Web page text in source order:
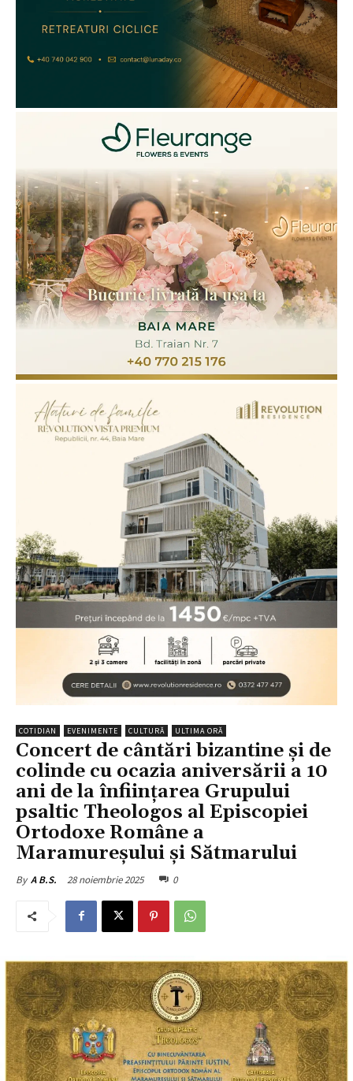
COTIDIAN EVENIMENTE CULTURĂ ULTIMA ORĂ
Concert de cântări bizantine și de
colinde cu ocazia aniversării a 10
ani de la înființarea Grupului
psaltic Theologos al Episcopiei
Ortodoxe Române a
Maramureșului și Sătmarului
By A B.S. 28 noiembrie 2025 0